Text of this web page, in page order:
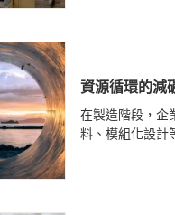
資源循環的減
在製造階段，企
料、模組化設計